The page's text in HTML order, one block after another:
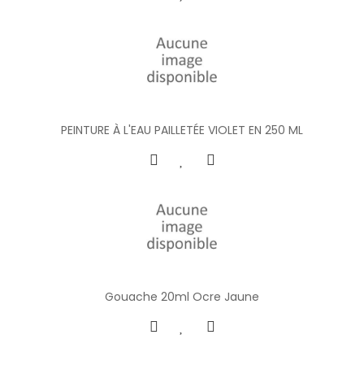
PEINTURE À L'EAU PAILLETÉE VIOLET EN 250 ML
Gouache 20ml Ocre Jaune